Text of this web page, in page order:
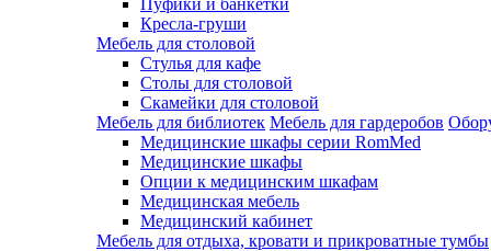
Пуфики и банкетки
Кресла-груши
Мебель для столовой
Cтулья для кафе
Cтолы для столовой
Скамейки для столовой
Мебель для библиотек Мебель для гардеробов
Медицинские шкафы серии RomMed
Медицинские шкафы
Опции к медицинским шкафам
Медицинская мебель
Медицинский кабинет
Мебель для отдыха, кровати и прикроватные тумбы